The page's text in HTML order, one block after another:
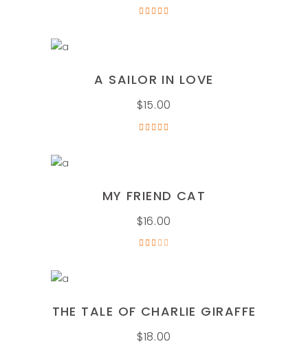
A SAILOR IN LOVE
$15.00
MY FRIEND CAT
$16.00
THE TALE OF CHARLIE GIRAFFE
$18.00